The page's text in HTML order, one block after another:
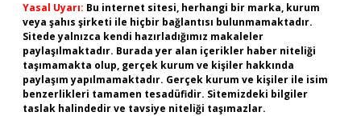
Yasal Uyarı: Bu internet sitesi, herhangi bir marka, kurum
veya şahıs şirketi ile hiçbir bağlantısı bulunmamaktadır.
Sitede yalnızca kendi hazırladığımız makaleler
paylaşılmaktadır. Burada yer alan içerikler haber niteliği
taşımamakta olup, gerçek kurum ve kişiler hakkında
paylaşım yapılmamaktadır. Gerçek kurum ve kişiler ile isim
benzerlikleri tamamen tesadüfidir. Sitemizdeki bilgiler
taslak halindedir ve tavsiye niteliği taşımazlar.